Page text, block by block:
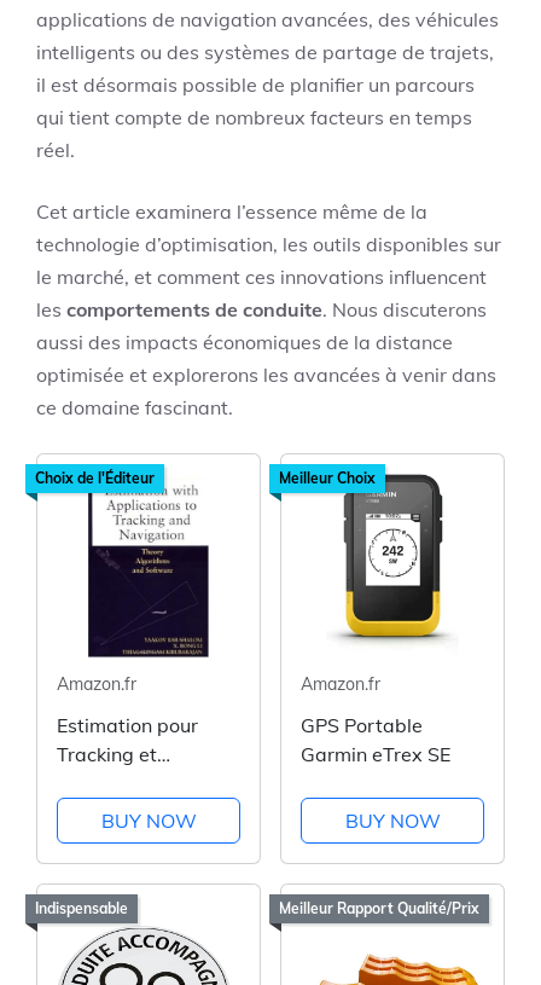
applications de navigation avancées, des véhicules
intelligents ou des systèmes de partage de trajets,
il est désormais possible de planifier un parcours
qui tient compte de nombreux facteurs en temps
réel.
Cet article examinera l’essence même de la
technologie d’optimisation, les outils disponibles sur
le marché, et comment ces innovations influencent
les comportements de conduite. Nous discuterons
aussi des impacts économiques de la distance
optimisée et explorerons les avancées à venir dans
ce domaine fascinant.
Choix de l'Éditeur
Amazon.fr
Estimation pour
Tracking et
BUY NOW
Meilleur Choix
Amazon.fr
GPS Portable
Garmin eTrex SE
BUY NOW
Indispensable Meilleur Rapport Qualité/Prix